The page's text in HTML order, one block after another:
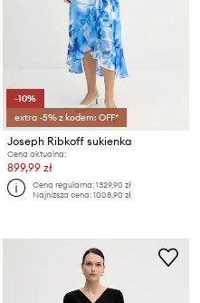
-10%
extra -5% z kodem: OFF*
Joseph Ribkoff sukienka
Cena aktualna:
899,99 zł
Cena regularna:1329,90 zł
Najniższa cena:1008,90 zł